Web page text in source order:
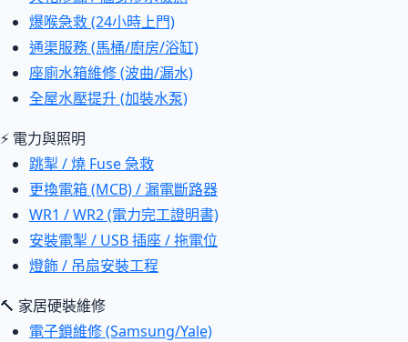
爆喉急救 (24小時上門)
通渠服務 (馬桶/廚房/浴缸)
座廁水箱維修 (波曲/漏水)
全屋水壓提升 (加裝水泵)
⚡ 電力與照明
跳掣 / 燒 Fuse 急救
更換電箱 (MCB) / 漏電斷路器
WR1 / WR2 (電力完工證明書)
安裝電掣 / USB 插座 / 拖電位
燈飾 / 吊扇安裝工程
🔨 家居硬裝維修
電子鎖維修 (Samsung/Yale)